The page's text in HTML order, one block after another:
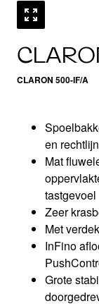
CLARON 500-IF/A
en
Mat
tastgevoel
Zeer
Met
InFino
Grote